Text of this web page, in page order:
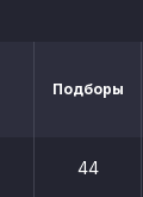
Подборы
44